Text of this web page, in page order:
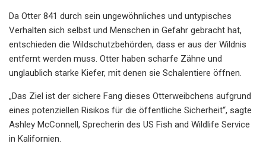
Da Otter 841 durch sein ungewöhnliches und untypisches
Verhalten sich selbst und Menschen in Gefahr gebracht hat,
entschieden die Wildschutzbehörden, dass er aus der Wildnis
entfernt werden muss. Otter haben scharfe Zähne und
unglaublich starke Kiefer, mit denen sie Schalentiere öffnen.
„Das Ziel ist der sichere Fang dieses Otterweibchens aufgrund
eines potenziellen Risikos für die öffentliche Sicherheit“, sagte
Ashley McConnell, Sprecherin des US Fish and Wildlife Service
in Kalifornien.